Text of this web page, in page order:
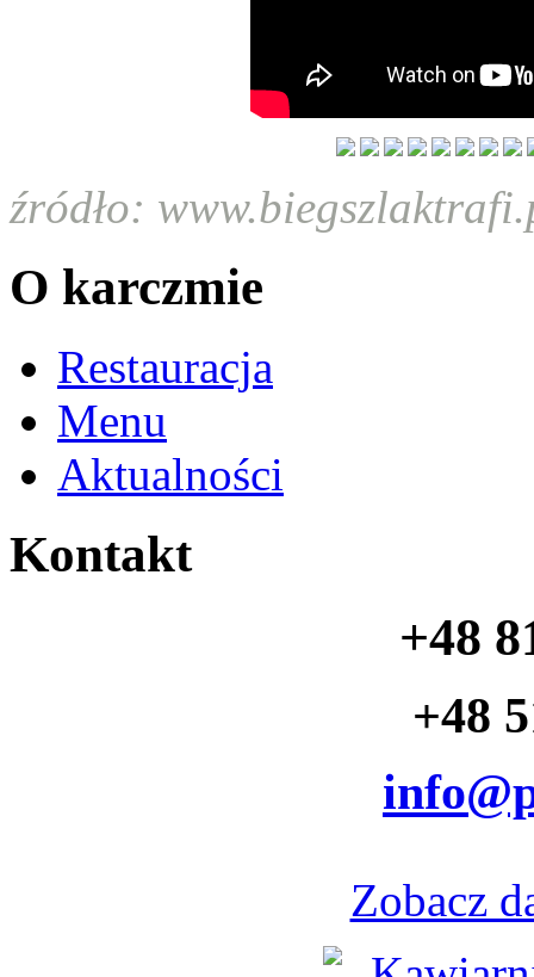
źródło:
O karczmie
Restauracja
Menu
Aktualności
Kontakt
+48
+48
Zobacz